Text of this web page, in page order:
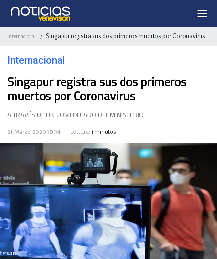
Internacional / Singapur registra sus dos primeros muertos por Coronavirus
Internacional
Singapur registra sus dos primeros
muertos por Coronavirus
A TRAVÉS DE UN COMUNICADO DEL MINISTERIO
21-Marzo-2020 10:14 Lectura: 1 minutos